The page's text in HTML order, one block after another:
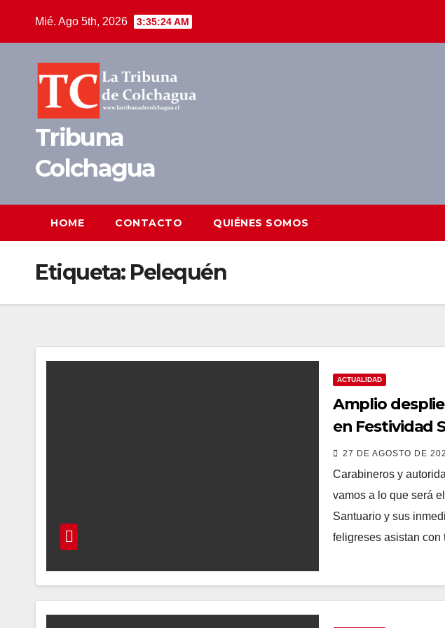
Mié. Ago 5th, 2026 3:35:24 AM
Tribuna
Colchagua
HOME CONTACTO QUIÉNES SOMOS
Etiqueta: Pelequén
ACTUALIDAD
Amplio
en Festividad
Pelequén
27 DE AGOSTO DE
Carabineros y
vamos a lo que será
Santuario y sus
feligreses asistan con